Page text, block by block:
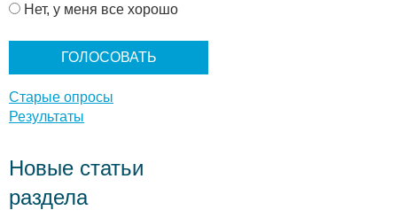
и Нет, у меня все хорошо
Старые опросы
Результаты
Новые статьи
раздела